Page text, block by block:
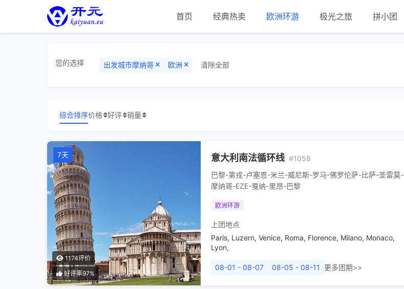
首页 经典热卖 欧洲环游 极光之旅 拼小团
您的选择 出发城市摩纳哥 欧洲 清除全部
综合排序价格 好评 销量
7天
1174评价
好评率97%
意大利南法循环线 #1058
巴黎-第戎-卢塞恩-米兰-威尼斯-罗马-佛罗伦萨-比萨-圣雷莫-
摩纳哥-EZE-戛纳-里昂-巴黎
欧洲环游
上团地点
Paris, Luzern, Venice, Roma, Florence, Milano, Monaco,
Lyon,
08-01 - 08-07 08-05 - 08-11 更多团期>>